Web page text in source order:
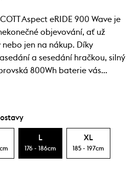
Aspect eRIDE 900 Wave je
objevování, ať už
jen na nákup. Díky
a sesedání hračkou, silný
800Wh baterie vás…
L
176 - 186cm
XL
185 - 197cm